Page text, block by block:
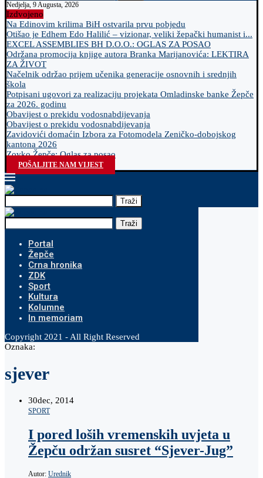
Nedjelja, 9 Augusta, 2026
Izdvojeno
Na Edinovim krilima BiH ostvarila prvu pobjedu
Otišao je Edhem Edo Halilić – vizionar, veliki žepački humanist i...
EXCEL ASSEMBLIES BH D.O.O.: OGLAS ZA POSAO
Održana promocija knjige autora Branka Marijanovića: LEKTIRA
ZA ŽIVOT
Načelnik održao prijem učenika generacije osnovnih i srednjih
škola
Potpisani ugovori za realizaciju projekata Omladinske banke Žepče
za 2026. godinu
Obavijest o prekidu vodosnabdijevanja
Obavijest o prekidu vodosnabdijevanja
Zavidovići domaćin Izbora za Fotomodela Zeničko-dobojskog
kantona 2026
Zovko Žepče: Oglas za posao
POŠALJITE NAM VIJEST
Traži
Traži
Portal
Žepče
Crna hronika
ZDK
Sport
Kultura
Kolumne
In memoriam
Copyright 2021 - All Right Reserved
Oznaka:
sjever
30dec, 2014
SPORT
I pored loših vremenskih uvjeta u
Žepču održan susret “Sjever-Jug”
Autor: Urednik